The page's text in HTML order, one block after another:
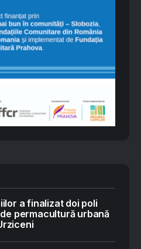
a finalizat doi poli
permacultură urbană